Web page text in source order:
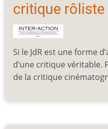
critique rôliste
Si le JdR est une forme
d’une critique véritable.
de la critique